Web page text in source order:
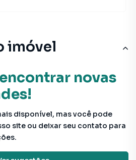
novas
disponível, mas você pode
site ou deixar seu contato para
imóvel